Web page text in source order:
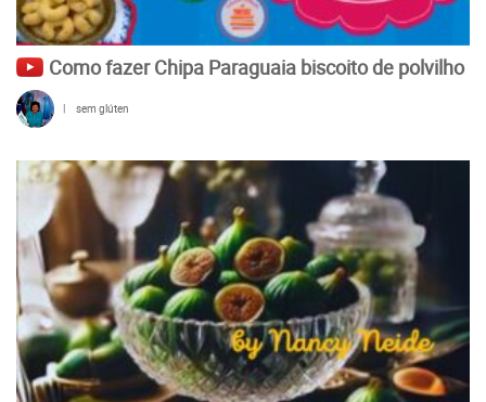
Como fazer Chipa Paraguaia biscoito de polvilho
| sem glúten